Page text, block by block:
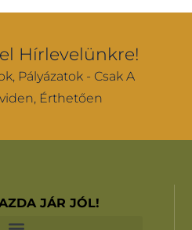
Hírlevelünkre!
Pályázatok - Csak A
Érthetően
JÁR JÓL!